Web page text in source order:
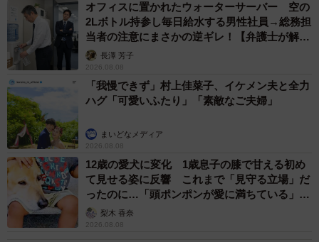
大好きになり、今まで2カ月間にわたって車で国内を旅した
経験をSNSでシェアしてきました。この事故がきっかけ
で、ニュージーランドに興味を持ってくれたならば、それ
Threadsで見る
また、この経験を通じて、Harukaさんは自身の価値観にも
変化があったと言います。
オフィスに置かれたウォーターサーバー 空の
2Lボトル持参し毎日給水する男性社員→総務担
当者の注意にまさかの逆ギレ！【弁護士が解
説】長澤 芳子
2026.08.08
「我慢できず」村上佳菜子、イケメン夫と全力
ハグ「可愛いふたり」「素敵なご夫婦」
まいどなメディア
2026.08.08
12歳の愛犬に変化 1歳息子の膝で甘える初め
て見せる姿に反響 これまで「見守る立場」だ
ったのに…「頭ポンポンが愛に満ちている」
「尊…」
梨木 香奈
2026.08.08